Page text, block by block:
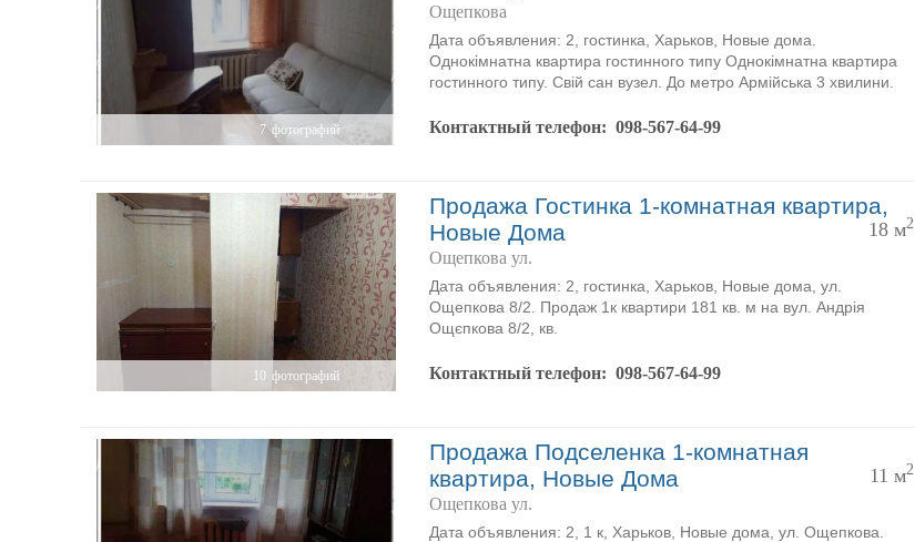
фотографий
7
Ощепкова
Дата объявления: 2, гостинка, Харьков, Новые дома.
Однокімнатна квартира гостинного типу Однокімнатна квартира
гостинного типу. Свій сан вузел. До метро Армійська 3 хвилини.
Контактный телефон: 098-567-64-99
фотографий
10
Продажа Гостинка 1-комнатная квартира,
Новые Дома
18 м2
Ощепкова ул.
Дата объявления: 2, гостинка, Харьков, Новые дома, ул.
Ощепкова 8/2. Продаж 1к квартири 181 кв. м на вул. Андрія
Ощєпкова 8/2, кв.
Контактный телефон: 098-567-64-99
Продажа Подселенка 1-комнатная
квартира, Новые Дома
11 м2
Ощепкова ул.
Дата объявления: 2, 1 к, Харьков, Новые дома, ул. Ощепкова.